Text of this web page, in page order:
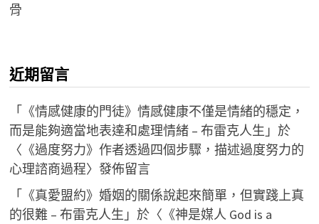
骨
近期留言
「 《情感健康的門徒》情感健康不僅是情緒的穩定，
而是能夠適當地表達和處理情緒 – 布雷克人生 」於
〈 《過度努力》作者透過四個步驟，描述過度努力的
心理諮商過程〉發佈留言
「 《真愛盟約》婚姻的關係說起來簡單，但實踐上真
的很難 – 布雷克人生 」於〈 《神是媒人 God is a